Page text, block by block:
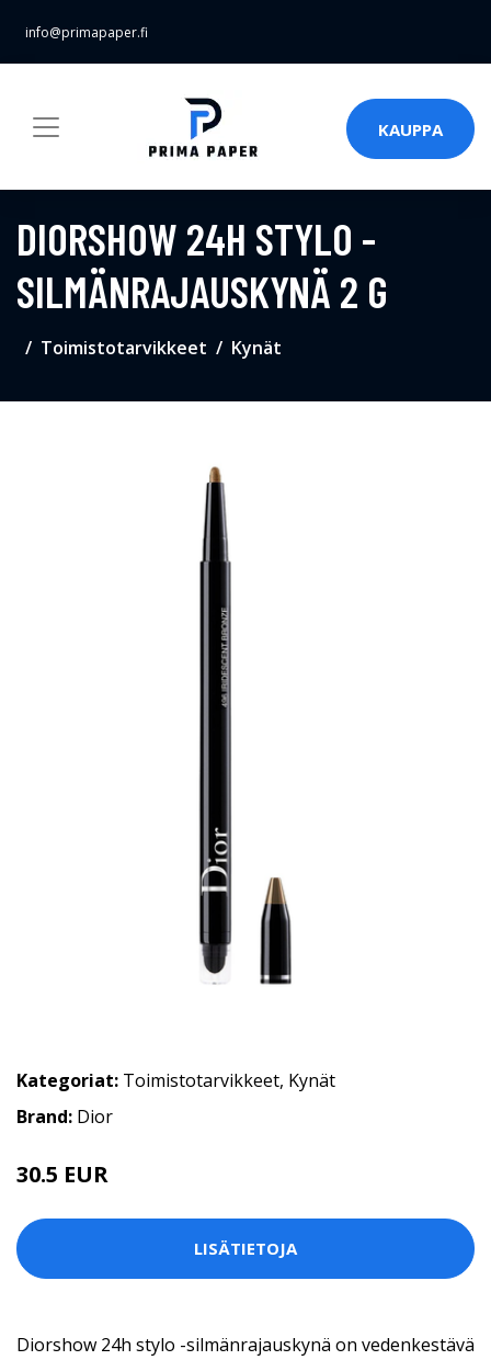
info@primapaper.fi
KAUPPA
DIORSHOW 24H STYLO -
SILMÄNRAJAUSKYNÄ 2 G
Toimistotarvikkeet Kynät
Kategoriat: Toimistotarvikkeet, Kynät
Brand: Dior
30.5 EUR
LISÄTIETOJA
Diorshow 24h stylo -silmänrajauskynä on vedenkestävä